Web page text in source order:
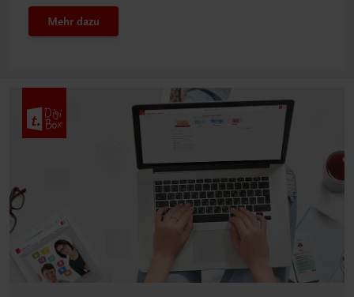
Mehr dazu